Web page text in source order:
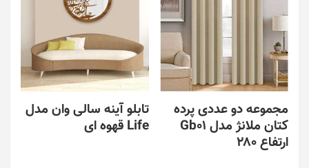
مجموعه دو عددی پرده
کتان ملانژ مدل Gb01
ارتفاع ۲۸۰
تابلو آینه سالی وان مدل
Life قهوه ای